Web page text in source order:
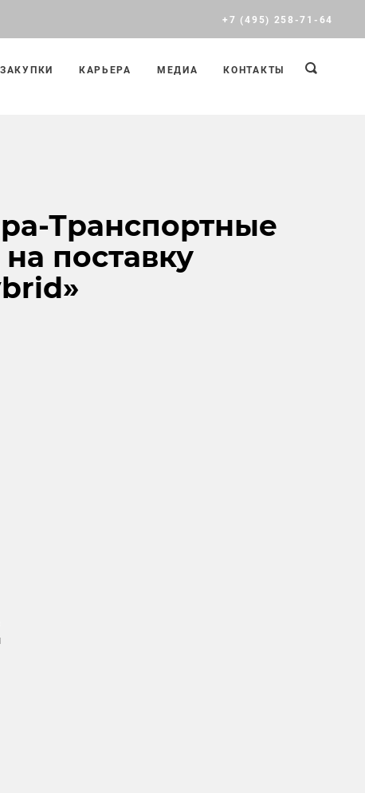
+7 (495) 258-71-64
ЗАКУПКИ КАРЬЕРА МЕДИА КОНТАКТЫ
Транспортные
поставку